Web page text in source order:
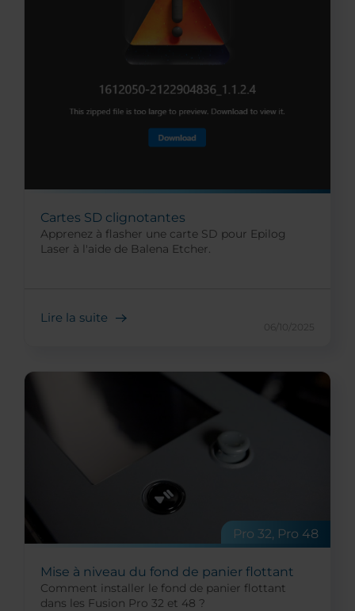
Cartes SD clignotantes
Apprenez à flasher une carte SD pour Epilog
Laser à l'aide de Balena Etcher.
Lire la suite
06/10/2025
Pro 32, Pro 48
Mise à niveau du fond de panier flottant
Comment installer le fond de panier flottant
dans les Fusion Pro 32 et 48 ?